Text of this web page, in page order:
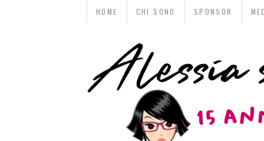
HOME CHI SONO SPONSOR